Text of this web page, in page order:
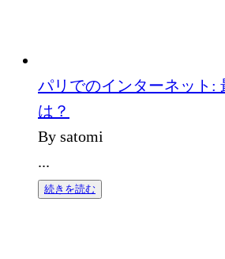
パリでのインターネット:
は？
By satomi
...
続きを読む